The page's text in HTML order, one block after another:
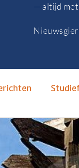
— altijd met
de Toekomstkamer
Keuzestress